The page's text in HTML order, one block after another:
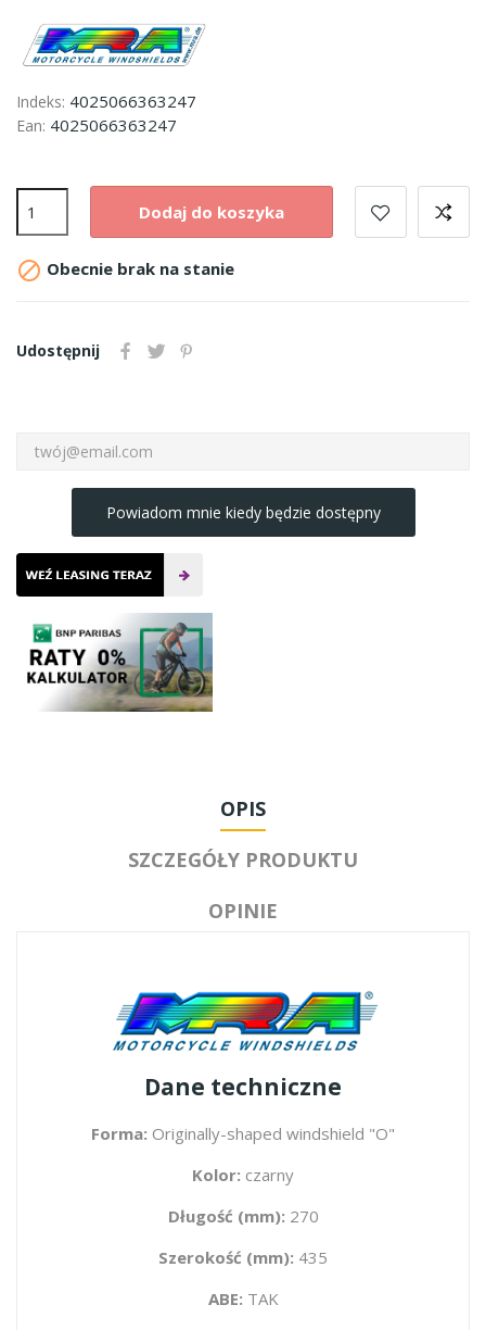
Indeks: 4025066363247
Ean: 4025066363247
Dodaj do koszyka
 Obecnie brak na stanie
Udostępnij
Powiadom mnie kiedy będzie dostępny
OPIS
SZCZEGÓŁY PRODUKTU
OPINIE
Dane techniczne
Forma: Originally-shaped windshield "O"
Kolor: czarny
Długość (mm): 270
Szerokość (mm): 435
ABE: TAK